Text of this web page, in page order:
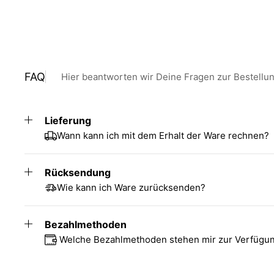
FAQ Hier beantworten wir Deine Fragen zur
Lieferung
Wann kann ich mit dem Erhalt der Ware rechnen?
Rücksendung
Wie kann ich Ware zurücksenden?
Bezahlmethoden
Welche Bezahlmethoden stehen mir zur